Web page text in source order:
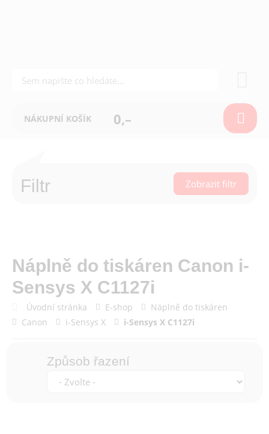
NÁKUPNÍ KOŠÍK 0,–
Filtr Zobrazit filtr
Náplně do tiskáren Canon i-
Sensys X C1127i
Úvodní stránka E-shop
Náplně do tiskáren
Canon
i-Sensys X i-Sensys X C1127i
Způsob řazení